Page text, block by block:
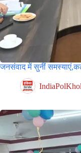
जनसंवाद में सुनीं
IndiaPolKhol